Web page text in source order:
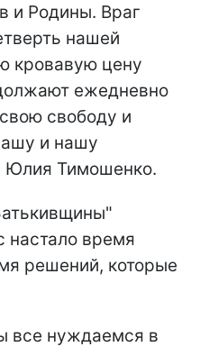
и Родины. Враг
нашей
кровавую цену
ежедневно
свободу и
и нашу
Юлия Тимошенко.
настало время
решений, которые
все нуждаемся в